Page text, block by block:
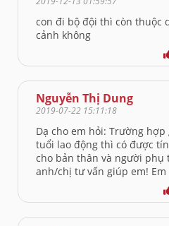
con đi bộ đội thì còn thuộc
cảnh không
Nguyễn Thị Dung
2019-07-22 15:11:18
Dạ cho em hỏi: Trường
tuổi lao động thì có được
cho bản thân và người phụ
anh/chị tư vấn giúp em! Em